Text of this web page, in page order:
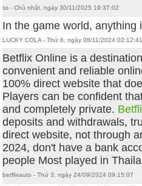
ss - Chủ nhật, ngày 30/11/2025 19:37:02
In the game world, anything
LUCKY COLA - Thứ 6, ngày 08/11/2024 02:12:41
Betflix Online is a
convenient and reliable
100% direct website that
Players can be confident
and completely private.
deposits and withdrawals,
direct website, not through
2024, don't have a bank
people Most played in
betflixauto - Thứ 3, ngày 24/09/2024 09:15:07